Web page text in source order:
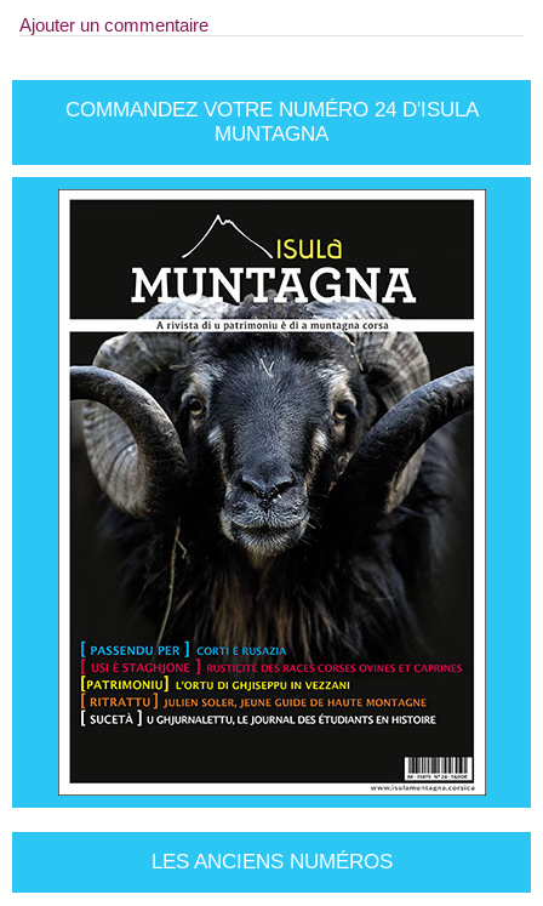
Ajouter un commentaire
COMMANDEZ VOTRE NUMÉRO 24 D'ISULA
MUNTAGNA
LES ANCIENS NUMÉROS